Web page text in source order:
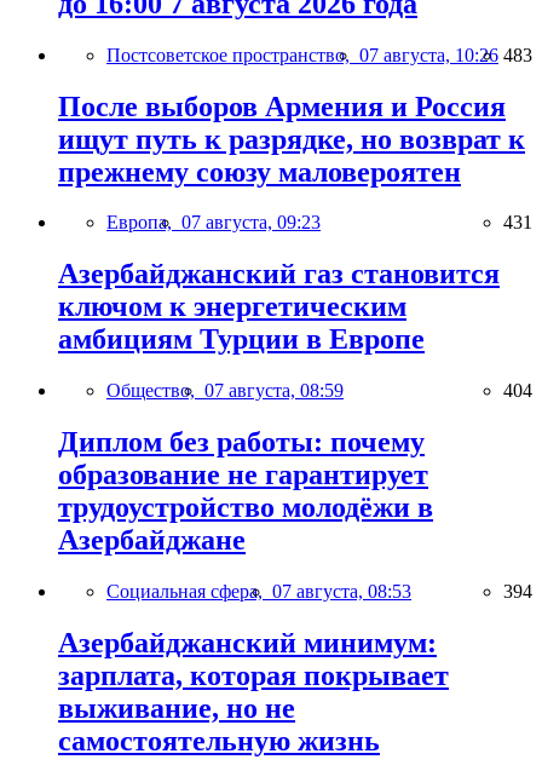
Постсоветское пространство, 07 августа, 10:26 483
После выборов Армения и Россия
ищут путь к разрядке, но возврат к
прежнему союзу маловероятен
Европа, 07 августа, 09:23 431
Азербайджанский газ становится
ключом к энергетическим
амбициям Турции в Европе
Общество, 07 августа, 08:59 404
Диплом без работы: почему
образование не гарантирует
трудоустройство молодёжи в
Азербайджане
Социальная сфера, 07 августа, 08:53 394
Азербайджанский минимум:
зарплата, которая покрывает
выживание, но не
самостоятельную жизнь